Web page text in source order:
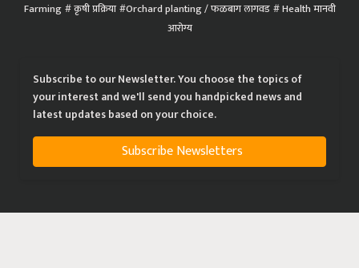
Farming कृषी प्रक्रिया Orchard planting / फळबाग लागवड Health मानवी
आरोग्य
Subscribe to our Newsletter. You choose the topics of
your interest and we'll send you handpicked news and
latest updates based on your choice.
Subscribe Newsletters